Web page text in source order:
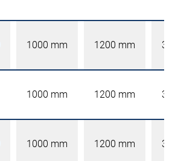
1000 mm 1200 mm
1000 mm 1200 mm
1000 mm 1200 mm